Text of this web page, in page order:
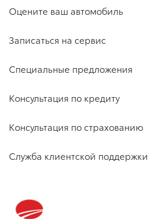
Оцените ваш автомобиль
Записаться на сервис
Специальные предложения
Консультация по кредиту
Консультация по страхованию
Служба клиентской поддержки